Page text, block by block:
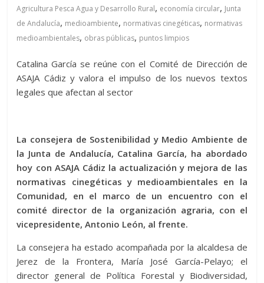
Agricultura Pesca Agua y Desarrollo Rural, economía circular, Junta
de Andalucía, medioambiente, normativas cinegéticas, normativas
medioambientales, obras públicas, puntos limpios
Catalina García se reúne con el Comité de Dirección de
ASAJA Cádiz y valora el impulso de los nuevos textos
legales que afectan al sector
La consejera de Sostenibilidad y Medio Ambiente de
la Junta de Andalucía, Catalina García, ha abordado
hoy con ASAJA Cádiz la actualización y mejora de las
normativas cinegéticas y medioambientales en la
Comunidad, en el marco de un encuentro con el
comité director de la organización agraria, con el
vicepresidente, Antonio León, al frente.
La consejera ha estado acompañada por la alcaldesa de
Jerez de la Frontera, María José García-Pelayo; el
director general de Política Forestal y Biodiversidad,